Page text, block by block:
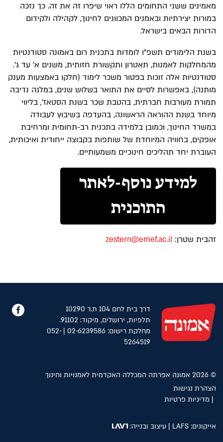
מאמינים ששני התחומים הללו ראוי שיפרו זה את זה. כך נזכה
במורות יצירתיות ובאמנים המכוונים לחינוך, לקהילה ולקידום
הדורות הבאים בישראל.
בשנת הלימודים תשפ״ו לומדות בתכנית רום באמונה סטודנטיות
מהמחלקות לאמנות, תאטרון ותקשורת חזותית, משנים א׳ עד ג׳.
סטודנטיות אלה זוכות בפטור משכר לימוד (חלקו באמצעות מענק
מותנה), באפשרות לסיים את התואר בשלוש שנים, במלגה נדיבה
תמורת מעורבות חברתית, בהטבת שכר בשנת הסטאז׳, בליווי
מיוחד בשנת ההוראה הראשונה, בהעדפה בשיבוץ לעבודה
במשרד החינוך, וכמובן בלמידה בתכנית רב-תחומית ומרחיבת
אופקים, בחוויה המיוחדת של שותפות בקבוצה ייחודית ואיכותית,
העוברת יחד תהליכים חינוכיים משמעותיים.
למידע נוסף-לאתר
התוכנית
זהבית שטרן: zestern@emef.ac.il
דרך בית לחם 104 ת.ד 10290
תלפיות, ירושלים, מיקוד: 91102.
מחלקת רישום: 02-6239586 | 052-
5264519
© 2026 אמונה אפרתה המכללה האקדמית לאמנויות וחינוך
הצהרת נגישות
מדיניות פרטיות
אייקונים: LAFS | עיצוב ובנייה: